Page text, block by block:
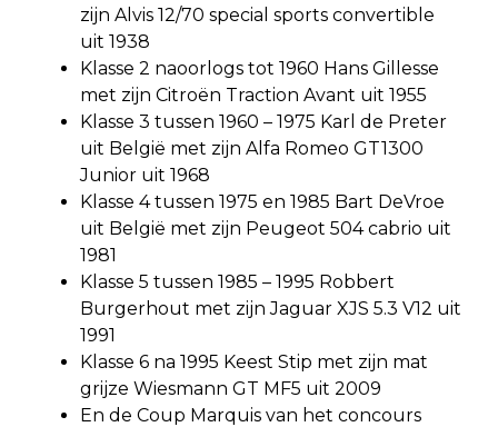
zijn Alvis 12/70 special sports convertible
uit 1938
Klasse 2 naoorlogs tot 1960 Hans Gillesse
met zijn Citroën Traction Avant uit 1955
Klasse 3 tussen 1960 – 1975 Karl de Preter
uit België met zijn Alfa Romeo GT1300
Junior uit 1968
Klasse 4 tussen 1975 en 1985 Bart DeVroe
uit België met zijn Peugeot 504 cabrio uit
1981
Klasse 5 tussen 1985 – 1995 Robbert
Burgerhout met zijn Jaguar XJS 5.3 V12 uit
1991
Klasse 6 na 1995 Keest Stip met zijn mat
grijze Wiesmann GT MF5 uit 2009
En de Coup Marquis van het concours